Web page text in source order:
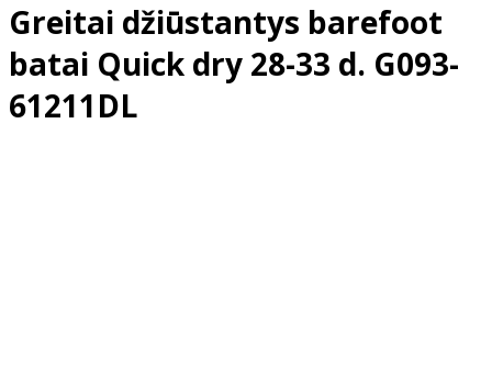
Greitai džiūstantys barefoot
batai Quick dry 28-33 d. G093-
61211DL